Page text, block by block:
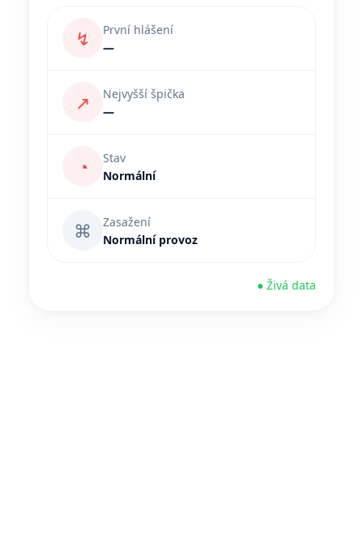
↯
První hlášení
—
↗
Nejvyšší špička
—
◔
Stav
Normální
⌘
Zasažení
Normální provoz
● Živá data